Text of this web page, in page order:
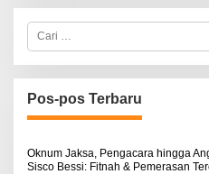
C
r
i
u
n
u
:
Pos-pos Terbaru
Oknum Jaksa, Pengacara hingga
Sisco Bessi: Fitnah & Pemerasan